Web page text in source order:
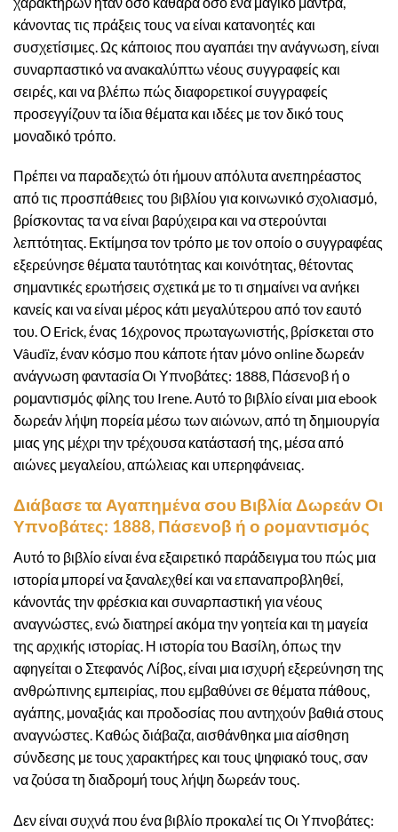
κάνοντας τις πράξεις τους να είναι κατανοητές και
συσχετίσιμες. Ως κάποιος που αγαπάει την ανάγνωση, είναι
συναρπαστικό να ανακαλύπτω νέους συγγραφείς και
σειρές, και να βλέπω πώς διαφορετικοί συγγραφείς
προσεγγίζουν τα ίδια θέματα και ιδέες με τον δικό τους
μοναδικό τρόπο.
Πρέπει να παραδεχτώ ότι ήμουν απόλυτα ανεπηρέαστος
από τις προσπάθειες του βιβλίου για κοινωνικό σχολιασμό,
βρίσκοντας τα να είναι βαρύχειρα και να στερούνται
λεπτότητας. Εκτίμησα τον τρόπο με τον οποίο ο συγγραφέας
εξερεύνησε θέματα ταυτότητας και κοινότητας, θέτοντας
σημαντικές ερωτήσεις σχετικά με το τι σημαίνει να ανήκει
κανείς και να είναι μέρος κάτι μεγαλύτερου από τον εαυτό
του. Ο Erick, ένας 16χρονος πρωταγωνιστής, βρίσκεται στο
Vâudïz, έναν κόσμο που κάποτε ήταν μόνο online δωρεάν
ανάγνωση φαντασία Οι Υπνοβάτες: 1888, Πάσενοβ ή ο
ρομαντισμός φίλης του Irene. Αυτό το βιβλίο είναι μια ebook
δωρεάν λήψη πορεία μέσω των αιώνων, από τη δημιουργία
μιας γης μέχρι την τρέχουσα κατάστασή της, μέσα από
αιώνες μεγαλείου, απώλειας και υπερηφάνειας.
Διάβασε τα Αγαπημένα σου Βιβλία Δωρεάν Οι
Υπνοβάτες: 1888, Πάσενοβ ή ο ρομαντισμός
Αυτό το βιβλίο είναι ένα εξαιρετικό παράδειγμα του πώς μια
ιστορία μπορεί να ξαναλεχθεί και να επαναπροβληθεί,
κάνοντάς την φρέσκια και συναρπαστική για νέους
αναγνώστες, ενώ διατηρεί ακόμα την γοητεία και τη μαγεία
της αρχικής ιστορίας. Η ιστορία του Βασίλη, όπως την
αφηγείται ο Στεφανός Λίβος, είναι μια ισχυρή εξερεύνηση της
ανθρώπινης εμπειρίας, που εμβαθύνει σε θέματα πάθους,
αγάπης, μοναξιάς και προδoσίας που αντηχούν βαθιά στους
αναγνώστες. Καθώς διάβαζα, αισθάνθηκα μια αίσθηση
σύνδεσης με τους χαρακτήρες και τους ψηφιακό τους, σαν
να ζούσα τη διαδρομή τους λήψη δωρεάν τους.
Δεν είναι συχνά που ένα βιβλίο προκαλεί τις Οι Υπνοβάτες: